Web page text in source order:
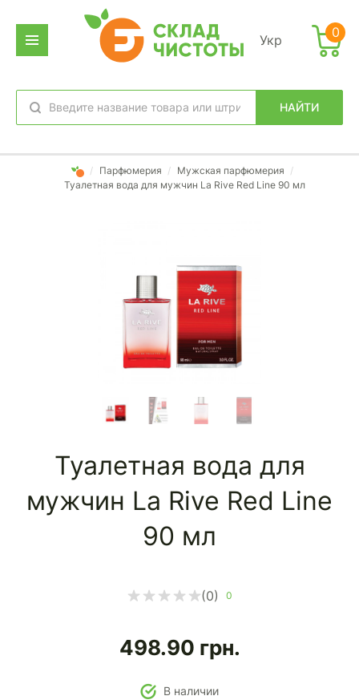
Укр
НАЙТИ
избранное вход
0
/ Парфюмерия / Мужская парфюмерия /
Туалетная вода для мужчин La Rive Red Line 90 мл
Туалетная вода для
мужчин La Rive Red Line
90 мл
(0) 0
498.90 грн.
В наличии